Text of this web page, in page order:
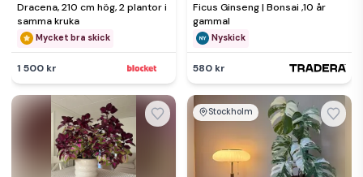
Dracena, 210 cm hög, 2 plantor i
samma kruka
Mycket bra skick
1 500 kr
Ficus Ginseng | Bonsai ,10 år
gammal
Nyskick
580 kr
Stockholm